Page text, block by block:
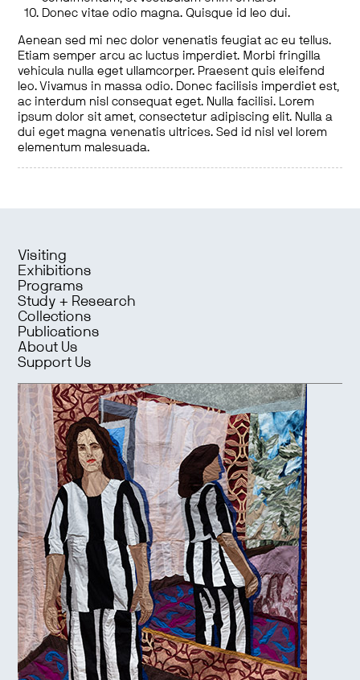
Donec vitae odio magna. Quisque id leo dui.
Aenean sed mi nec dolor venenatis feugiat ac eu tellus.
Etiam semper arcu ac luctus imperdiet. Morbi fringilla
vehicula nulla eget ullamcorper. Praesent quis eleifend
leo. Vivamus in massa odio. Donec facilisis imperdiet est,
ac interdum nisl consequat eget. Nulla facilisi. Lorem
ipsum dolor sit amet, consectetur adipiscing elit. Nulla a
dui eget magna venenatis ultrices. Sed id nisl vel lorem
elementum malesuada.
Visiting
Exhibitions
Programs
Study + Research
Collections
Publications
About Us
Support Us